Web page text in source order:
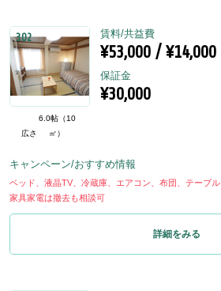
302
広さ
6.0帖（10
㎡）
賃料/共益費
¥53,000 / ¥14,000
保証金
¥30,000
キャンペーン/おすすめ情報
ベッド、液晶TV、冷蔵庫、エアコン、布団、テーブル
家具家電は撤去も相談可
詳細をみる